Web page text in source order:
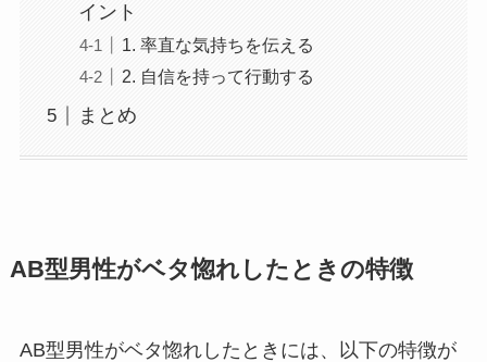
イント
1. 率直な気持ちを伝える
2. 自信を持って行動する
まとめ
AB型男性がベタ惚れしたときの特徴
AB型男性がベタ惚れしたときには、以下の特徴が